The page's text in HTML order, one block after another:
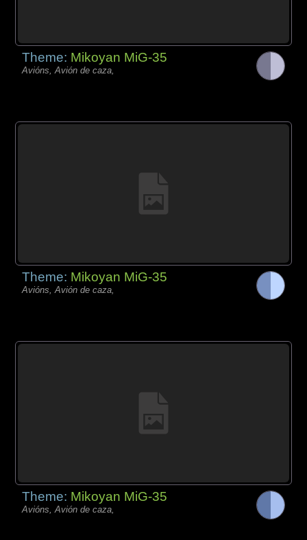
Theme: Mikoyan MiG-35
Avións, Avión de caza,
Theme: Mikoyan MiG-35
Avións, Avión de caza,
Theme: Mikoyan MiG-35
Avións, Avión de caza,